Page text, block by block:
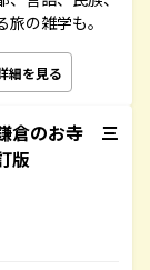
の雑学も。
細を見る
倉のお寺 三
版